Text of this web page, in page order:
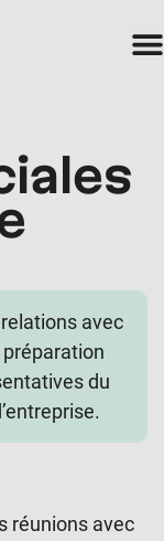
avec
du
réunions avec